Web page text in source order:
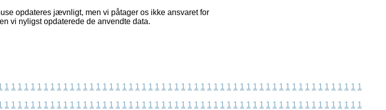
opdateres jævnligt, men vi påtager os ikke ansvaret for
vi nyligst opdaterede de anvendte data.
1 1 1 1 1 1 1 1 1 1 1 1 1 1 1 1 1 1 1 1 1 1 1 1 1 1 1 1 1 1 1 1 1 1 1 1 1 1 1 1 1 1 1 1 1 1 1 1 1 1 1 1 1 1 1
1 1 1 1 1 1 1 1 1 1 1 1 1 1 1 1 1 1 1 1 1 1 1 1 1 1 1 1 1 1 1 1 1 1 1 1 1 1 1 1 1 1 1 1 1 1 1 1 1 1 1 1 1 1 1